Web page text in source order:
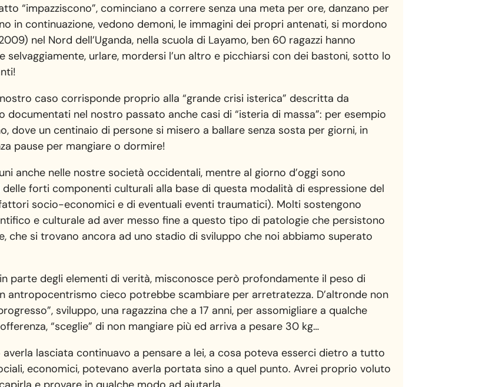
“impazziscono”, cominciano a correre senza una meta per ore, danzano per
in continuazione, vedono demoni, le immagini dei propri antenati, si mordono
nel Nord dell’Uganda, nella scuola di Layamo, ben 60 ragazzi hanno
urlare, mordersi l’un altro e picchiarsi con dei bastoni, sotto lo
caso corrisponde proprio alla “grande crisi isterica” descritta da
documentati nel nostro passato anche casi di “isteria di massa”: per esempio
dove un centinaio di persone si misero a ballare senza sosta per giorni, in
pause per mangiare o dormire!
anche nelle nostre società occidentali, mentre al giorno d’oggi sono
forti componenti culturali alla base di questa modalità di espressione del
socio-economici e di eventuali eventi traumatici). Molti sostengono
e culturale ad aver messo fine a questo tipo di patologie che persistono
che si trovano ancora ad uno stadio di sviluppo che noi abbiamo superato
parte degli elementi di verità, misconosce però profondamente il peso di
antropocentrismo cieco potrebbe scambiare per arretratezza. D’altronde non
sviluppo, una ragazzina che a 17 anni, per assomigliare a qualche
“sceglie” di non mangiare più ed arriva a pesare 30 kg…
lasciata continuavo a pensare a lei, a cosa poteva esserci dietro a tutto
economici, potevano averla portata sino a quel punto. Avrei proprio voluto